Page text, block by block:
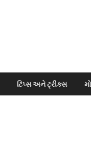
ટિપ્સ અને ટ્રીક્સ